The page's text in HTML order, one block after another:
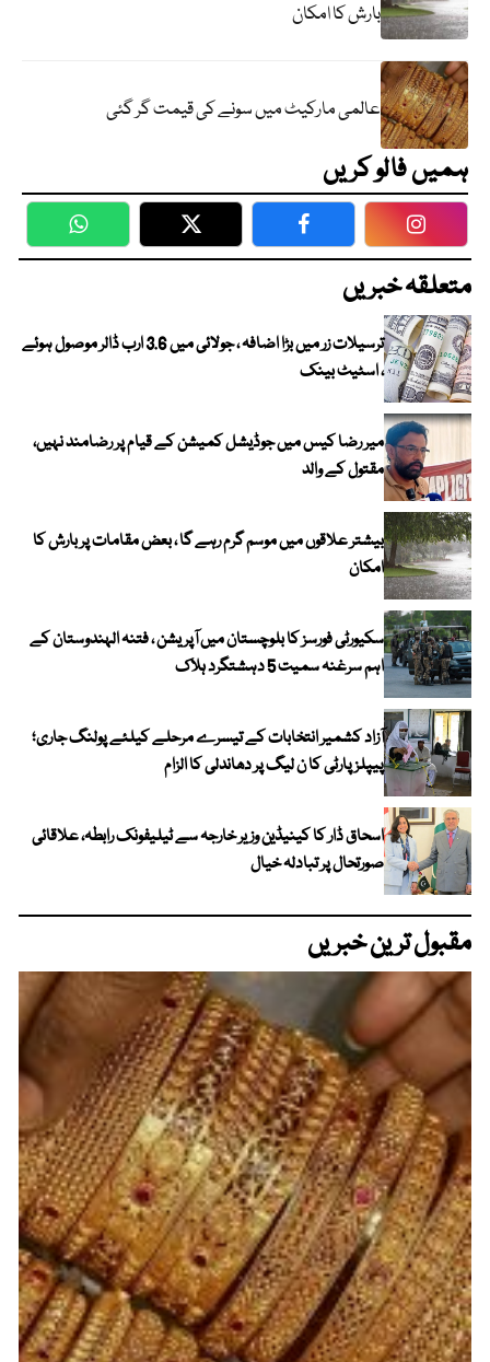
بارش کا امکان
عالمی مارکیٹ میں سونے کی قیمت گر گئی
ہمیں فالو کریں
WhatsApp Twitter Facebook
متعلقہ خبریں
ترسیلات زر میں بڑا اضافہ ، جولائی میں 3.6 ارب ڈالر موصول ہوئے
، اسٹیٹ بینک
میر رضا کیس میں جوڈیشل کمیشن کے قیام پر رضامند نہیں،
مقتول کے والد
بیشتر علاقوں میں موسم گرم رہے گا ، بعض مقامات پر بارش کا
امکان
سکیورٹی فورسز کا بلوچستان میں آپریشن ، فتنہ الہندوستان کے
اہم سرغنہ سمیت 5 دہشتگرد ہلاک
آزاد کشمیر انتخابات کے تیسرے مرحلے کیلئے پولنگ جاری؛
پیپلز پارٹی کا ن لیگ پر دھاندلی کا الزام
اسحاق ڈار کا کینیڈین وزیر خارجہ سے ٹیلیفونک رابطہ، علاقائی
صورتحال پر تبادلہ خیال
مقبول ترین خبریں